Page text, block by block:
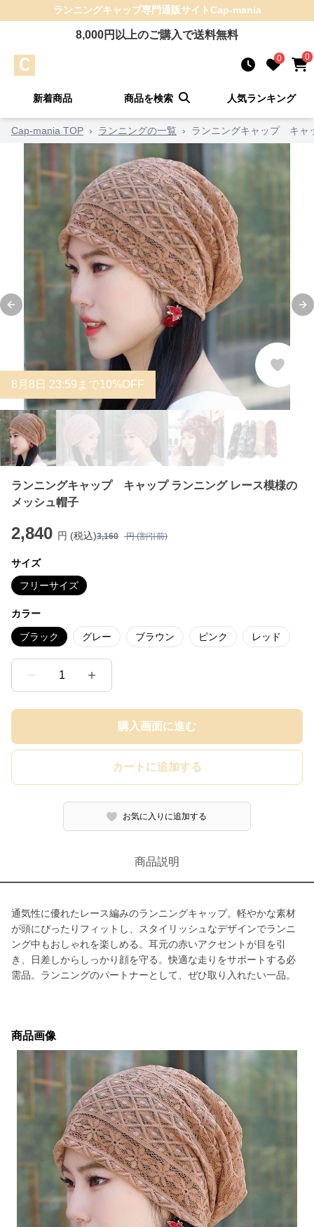
ランニングキャップ専門通販サイトCap-mania
8,000円以上のご購入で送料無料
0 0
新着商品 商品を検索 人気ランキング
Cap-mania TOP › ランニングの一覧 › ランニングキャップ キャ
Previous slide
8 月 8 日 23:59まで10%OFF
ランニングキャップ キャップ ランニング レース模様の
メッシュ帽子
2,840 円 (税込)3,160 円 (割引前)
サイズ
フリーサイズ
カラー
ブラック グレー ブラウン ピンク レッド
1
購入画面に進む
カートに追加する
お気に入りに追加する
商品説明
通気性に優れたレース編みのランニングキャップ。軽やかな素材
が頭にぴったりフィットし、スタイリッシュなデザインでランニ
ング中もおしゃれを楽しめる。耳元の赤いアクセントが目を引
き、日差しからしっかり顔を守る。快適な走りをサポートする必
需品。ランニングのパートナーとして、ぜひ取り入れたい一品。
商品画像